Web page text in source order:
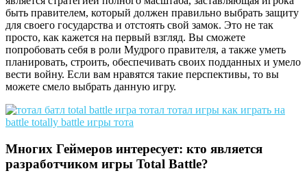
быть правителем, который должен правильно выбрать защиту
для своего государства и отстоять свой замок. Это не так
просто, как кажется на первый взгляд. Вы сможете
попробовать себя в роли Мудрого правителя, а также уметь
планировать, строить, обеспечивать своих подданных и умело
вести войну. Если вам нравятся такие перспективы, то вы
можете смело выбрать данную игру.
Многих Геймеров интересует: кто является
разработчиком игры Total Battle?